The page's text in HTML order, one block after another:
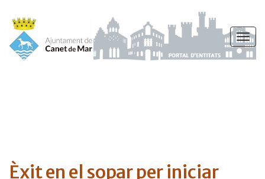
Vés
contingut
Èxit en el sopar per iniciar